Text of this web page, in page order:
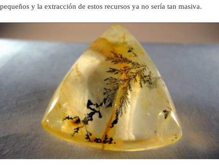
pequeños y la extracción de estos recursos ya no sería tan masiva.